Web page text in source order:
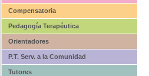
Compensatoria
Pedagogía Terapéutica
Orientadores
P.T. Serv. a la Comunidad
Tutores